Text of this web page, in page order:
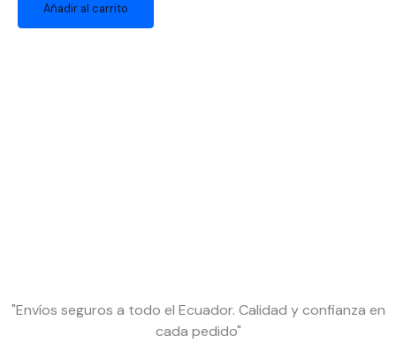
Añadir al carrito
"Envíos seguros a todo el Ecuador. Calidad y confianza en
cada pedido"